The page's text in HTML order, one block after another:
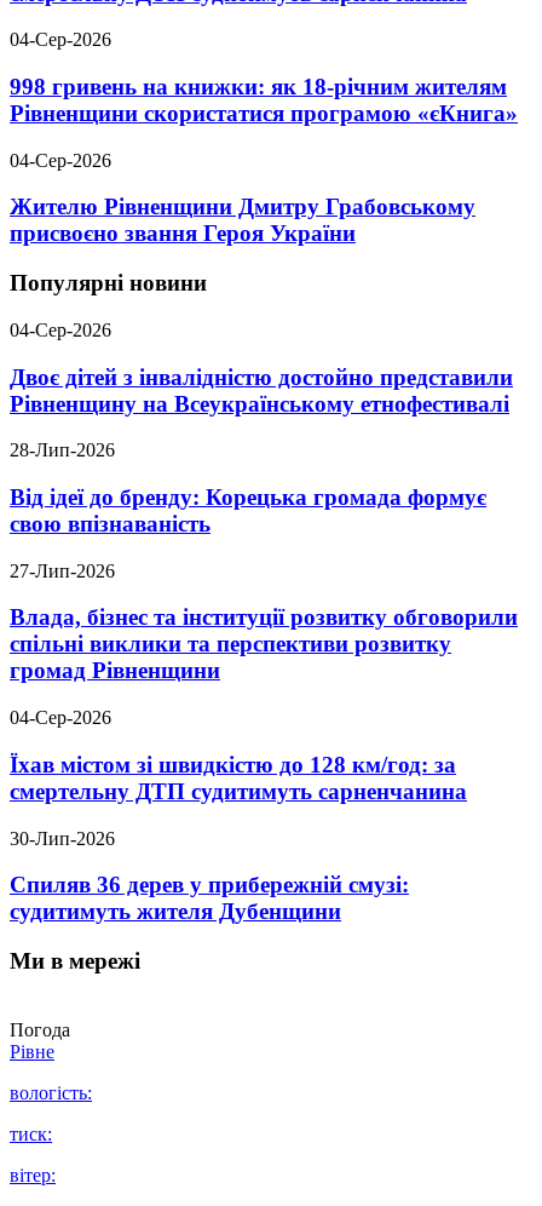
04-Сер-2026
998 гривень на книжки: як 18-річним жителям
Рівненщини скористатися програмою «єКнига»
04-Сер-2026
Жителю Рівненщини Дмитру Грабовському
присвоєно звання Героя України
Популярні новини
04-Сер-2026
Двоє дітей з інвалідністю достойно представили
Рівненщину на Всеукраїнському етнофестивалі
28-Лип-2026
Від ідеї до бренду: Корецька громада формує
свою впізнаваність
27-Лип-2026
Влада, бізнес та інституції розвитку обговорили
спільні виклики та перспективи розвитку
громад Рівненщини
04-Сер-2026
Їхав містом зі швидкістю до 128 км/год: за
смертельну ДТП судитимуть сарненчанина
30-Лип-2026
Спиляв 36 дерев у прибережній смузі:
судитимуть жителя Дубенщини
Ми в мережі
Погода
Рівне
вологість:
тиск:
вітер: